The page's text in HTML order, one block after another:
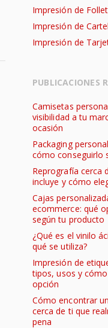
Impresión de
Impresión de
Impresión de
PUBLICACIONES
Camisetas
visibilidad a tu
ocasión
Packaging
cómo conseguirlo
Reprografía cerca
incluye y cómo
Cajas
ecommerce: qué
según tu producto
¿Qué es el vinilo
qué se utiliza?
Impresión de
tipos, usos y
opción
Cómo encontrar
cerca de ti que
pena